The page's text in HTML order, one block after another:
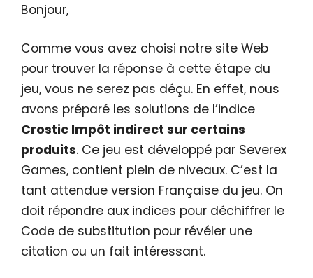
Bonjour,
Comme vous avez choisi notre site Web
pour trouver la réponse à cette étape du
jeu, vous ne serez pas déçu. En effet, nous
avons préparé les solutions de l’indice
Crostic Impôt indirect sur certains
produits. Ce jeu est développé par Severex
Games, contient plein de niveaux. C’est la
tant attendue version Française du jeu. On
doit répondre aux indices pour déchiffrer le
Code de substitution pour révéler une
citation ou un fait intéressant.